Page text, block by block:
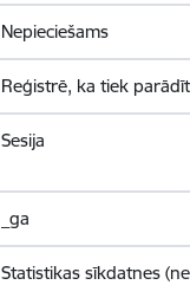
Nepieciešams
Reģistrē, ka tiek
Sesija
_ga
Statistikas sīkdatnes